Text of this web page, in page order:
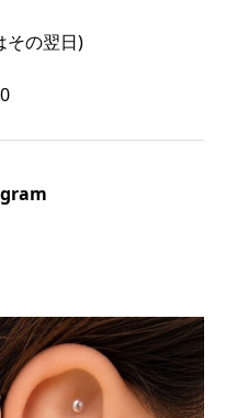
その翌日)